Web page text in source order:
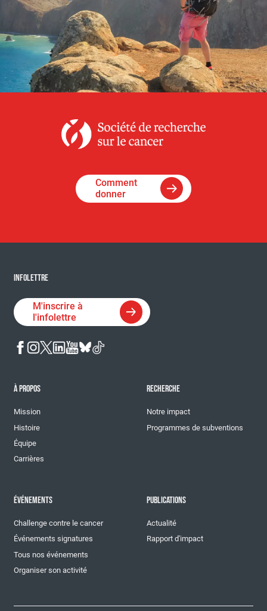
Comment
donner
INFOLETTRE
M'inscrire à
l'infolettre
À PROPOS
Mission
Histoire
Équipe
Carrières
RECHERCHE
Notre impact
Programmes de subventions
ÉVÉNEMENTS
Challenge contre le cancer
Événements signatures
Tous nos événements
Organiser son activité
PUBLICATIONS
Actualité
Rapport d'impact